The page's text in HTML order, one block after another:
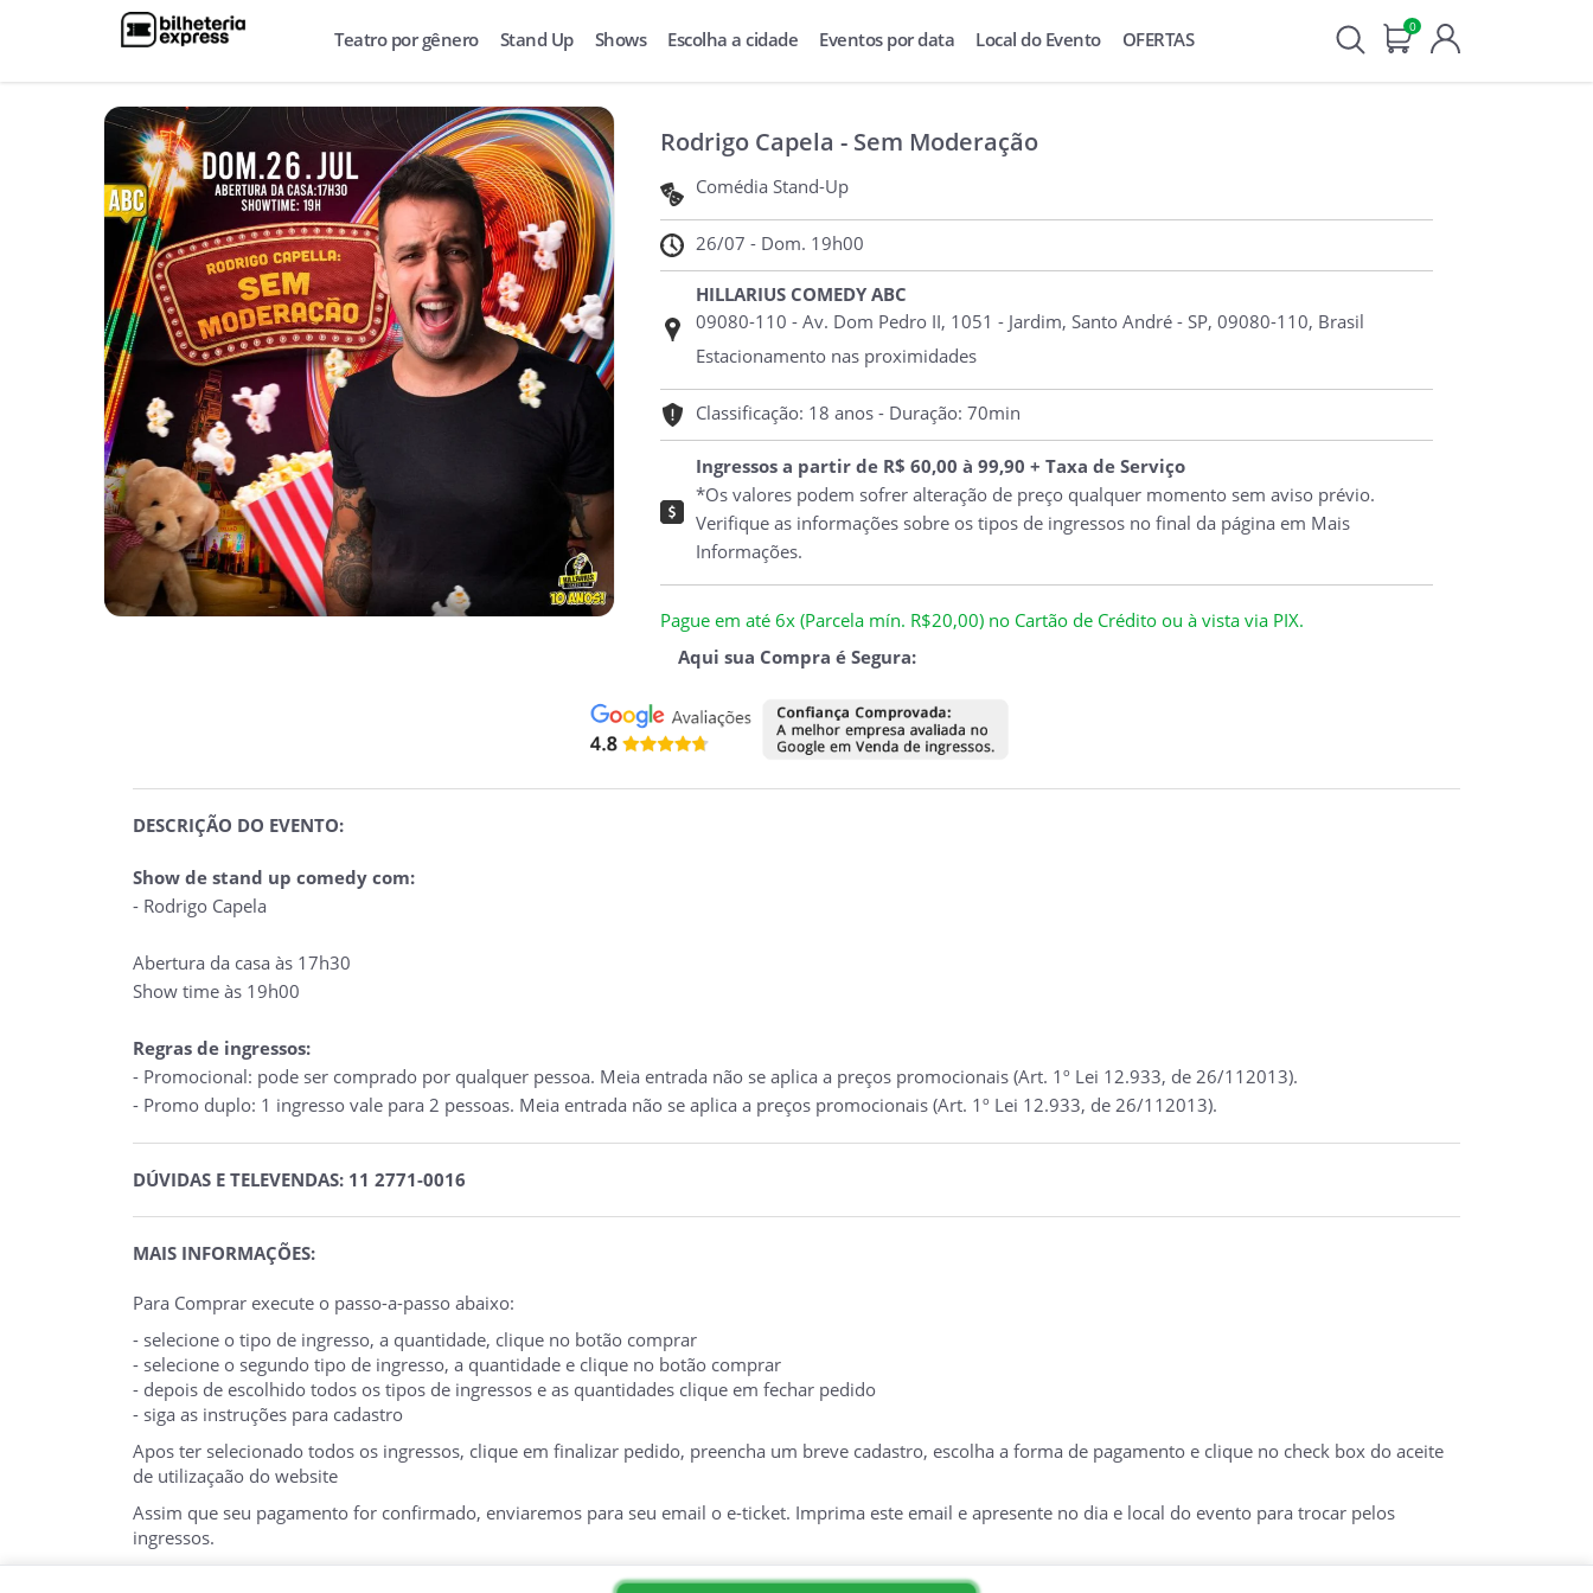
Teatro por gênero Stand Up Shows Escolha a cidade Eventos por data Local do Evento OFERTAS
0
Rodrigo Capela - Sem Moderação
Comédia Stand-Up
26/07 - Dom. 19h00
HILLARIUS COMEDY ABC
09080-110 - Av. Dom Pedro II, 1051 - Jardim, Santo André - SP, 09080-110, Brasil
Estacionamento nas proximidades
Classificação: 18 anos - Duração: 70min
Ingressos a partir de R$ 60,00 à 99,90 + Taxa de Serviço
*Os valores podem sofrer alteração de preço qualquer momento sem aviso prévio.
Verifique as informações sobre os tipos de ingressos no final da página em Mais
Informações.
Pague em até 6x (Parcela mín. R$20,00) no Cartão de Crédito ou à vista via PIX.
Aqui sua Compra é Segura:
DESCRIÇÃO DO EVENTO:
Show de stand up comedy com:
- Rodrigo Capela
Abertura da casa às 17h30
Show time às 19h00
Regras de ingressos:
- Promocional: pode ser comprado por qualquer pessoa. Meia entrada não se aplica a preços promocionais (Art. 1º Lei 12.933, de 26/112013).
- Promo duplo: 1 ingresso vale para 2 pessoas. Meia entrada não se aplica a preços promocionais (Art. 1º Lei 12.933, de 26/112013).
DÚVIDAS E TELEVENDAS: 11 2771-0016
MAIS INFORMAÇÕES:
Para Comprar execute o passo-a-passo abaixo:
- selecione o tipo de ingresso, a quantidade, clique no botão comprar
- selecione o segundo tipo de ingresso, a quantidade e clique no botão comprar
- depois de escolhido todos os tipos de ingressos e as quantidades clique em fechar pedido
- siga as instruções para cadastro
Apos ter selecionado todos os ingressos, clique em finalizar pedido, preencha um breve cadastro, escolha a forma de pagamento e clique no check box do aceite
de utilizaçaão do website
Assim que seu pagamento for confirmado, enviaremos para seu email o e-ticket. Imprima este email e apresente no dia e local do evento para trocar pelos
ingressos.
O E-TICKET DEVE SER APRESENTADO NA BILHETERIA NO DIA DO EVENTO. É INDISPENSÁVEL A APRESENTAÇÃO DO E-TICKET IMPRESSO COM DOCUMENTO COM